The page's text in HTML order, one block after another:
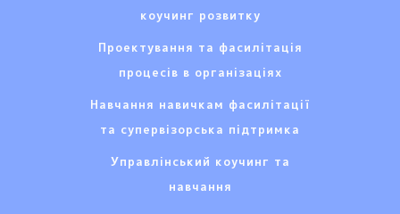
коучинг розвитку
Проектування та фасилітація
процесів в організаціях
Навчання навичкам фасилітації
та супервізорська підтримка
Управлінський коучинг та
навчання